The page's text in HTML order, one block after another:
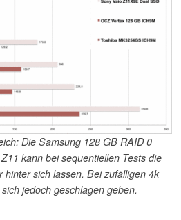
Die Samsung 128 GB RAID 0
kann bei sequentiellen Tests die
hinter sich lassen. Bei zufälligen 4k
jedoch geschlagen geben.